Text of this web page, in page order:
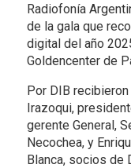
Radiofonía
de la gala que
digital del año
Goldencenter de
Por DIB
Irazoqui,
gerente General,
Necochea, y
Blanca, socios de